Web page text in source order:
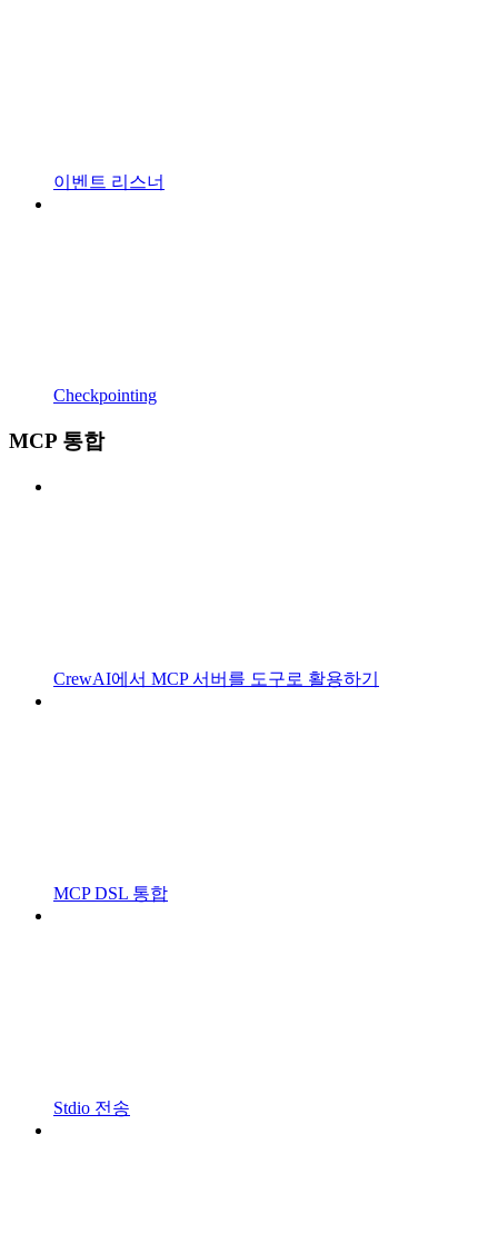
이벤트 리스너
Checkpointing
MCP 통합
CrewAI에서 MCP 서버를 도구로 활용하기
MCP DSL 통합
Stdio 전송